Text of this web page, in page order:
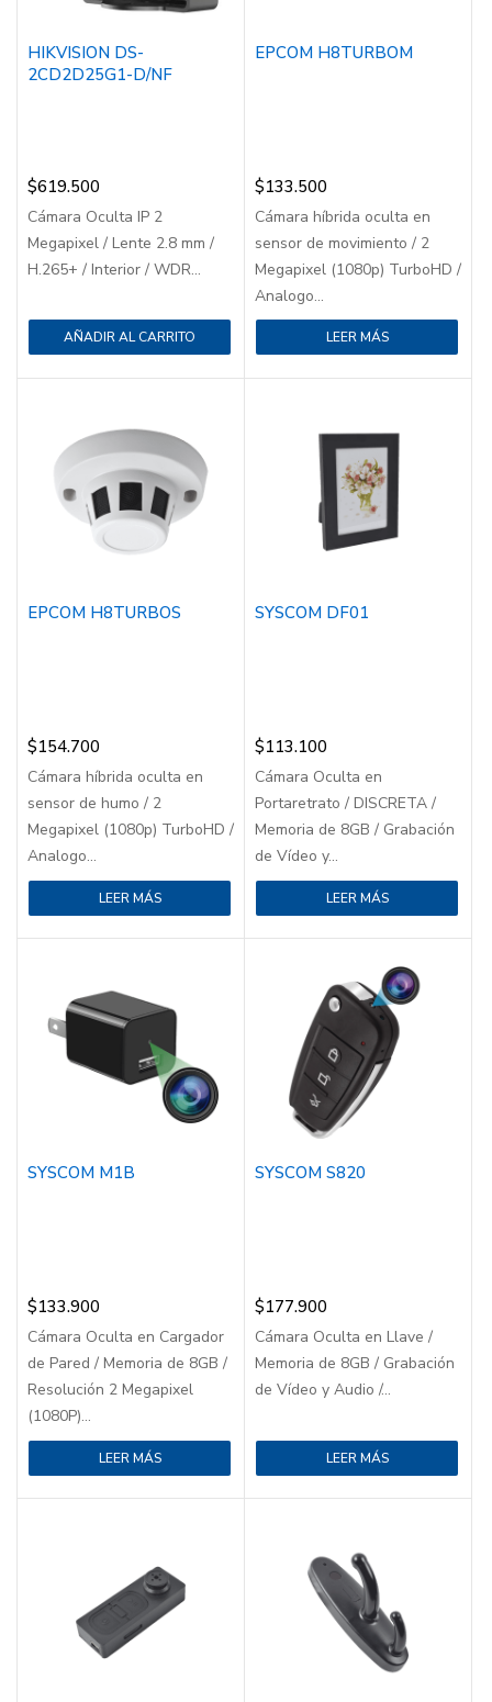
HIKVISION DS-
2CD2D25G1-D/NF
$619.500
Cámara Oculta IP 2
Megapixel / Lente 2.8 mm /
H.265+ / Interior / WDR...
AÑADIR AL CARRITO
EPCOM H8TURBOM
$133.500
Cámara híbrida oculta en
sensor de movimiento / 2
Megapixel (1080p) TurboHD /
Analogo...
LEER MÁS
EPCOM H8TURBOS
$154.700
Cámara híbrida oculta en
sensor de humo / 2
Megapixel (1080p) TurboHD /
Analogo...
LEER MÁS
SYSCOM DF01
$113.100
Cámara Oculta en
Portaretrato / DISCRETA /
Memoria de 8GB / Grabación
de Vídeo y...
LEER MÁS
SYSCOM M1B
$133.900
Cámara Oculta en Cargador
de Pared / Memoria de 8GB /
Resolución 2 Megapixel
(1080P)...
LEER MÁS
SYSCOM S820
$177.900
Cámara Oculta en Llave /
Memoria de 8GB / Grabación
de Vídeo y Audio /...
LEER MÁS